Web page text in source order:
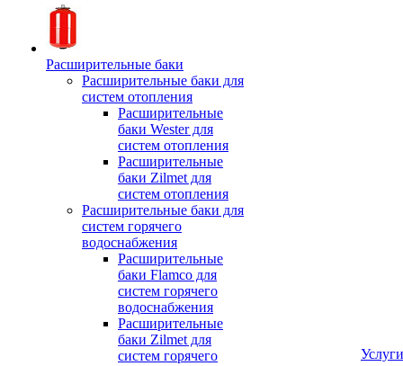
Расширительные баки
Расширительные баки для
систем отопления
Расширительные
баки Wester для
систем отопления
Расширительные
баки Zilmet для
систем отопления
Расширительные баки для
систем горячего
водоснабжения
Расширительные
баки Flamco для
систем горячего
водоснабжения
Расширительные
баки Zilmet для
систем горячего
Услуги